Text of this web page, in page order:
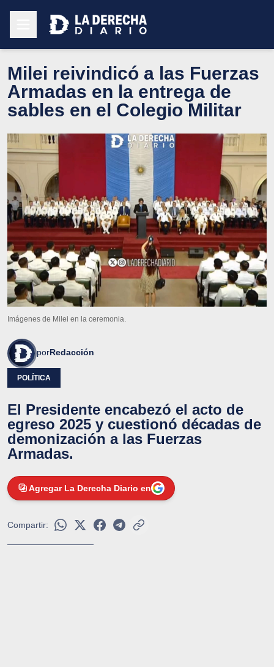
Milei reivindicó a las Fuerzas
Armadas en la entrega de
sables en el Colegio Militar
Imágenes de Milei en la ceremonia.
porRedacción
POLÍTICA
El Presidente encabezó el acto de
egreso 2025 y cuestionó décadas de
demonización a las Fuerzas
Armadas.
Agregar La Derecha Diario en
Compartir: